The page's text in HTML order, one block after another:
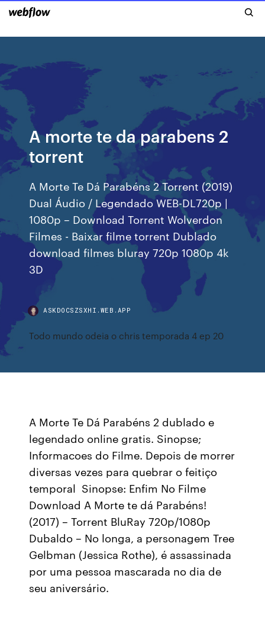
A morte te da parabens 2
torrent
A Morte Te Dá Parabéns 2 Torrent (2019)
Dual Áudio / Legendado WEB-DL720p |
1080p – Download Torrent Wolverdon
Filmes - Baixar filme torrent Dublado
download filmes bluray 720p 1080p 4k
3D
ASKDOCSZSXHI.WEB.APP
Todo mundo odeia o chris temporada 4 ep 20
A Morte Te Dá Parabéns 2 dublado e
legendado online gratis. Sinopse;
Informacoes do Filme. Depois de morrer
diversas vezes para quebrar o feitiço
temporal Sinopse: Enfim No Filme
Download A Morte te dá Parabéns!
(2017) – Torrent BluRay 720p/1080p
Dubaldo – No longa, a personagem Tree
Gelbman (Jessica Rothe), é assassinada
por uma pessoa mascarada no dia de
seu aniversário.